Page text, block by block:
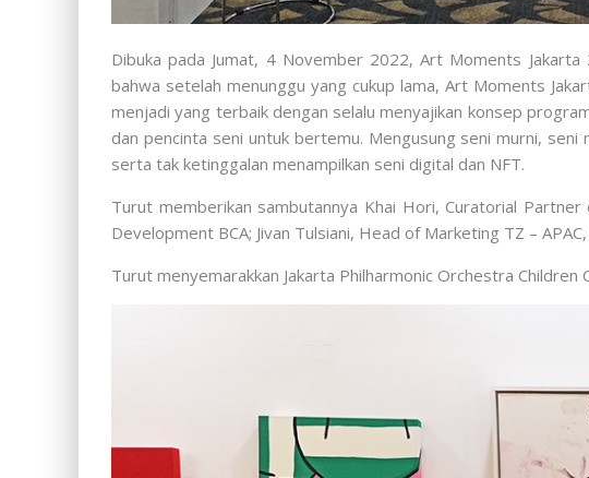
Dibuka pada Jumat, 4 November 2022, Art Moments
bahwa setelah menunggu yang cukup lama, Art Moments
menjadi yang terbaik dengan selalu menyajikan konsep
dan pencinta seni untuk bertemu. Mengusung seni murni,
serta tak ketinggalan menampilkan seni digital dan NFT.
Turut memberikan sambutannya Khai Hori, Curatorial
Development BCA; Jivan Tulsiani, Head of Marketing TZ –
Turut menyemarakkan Jakarta Philharmonic Orchestra Children